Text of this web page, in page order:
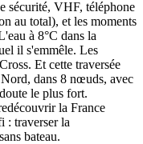
sécurité, VHF, téléphone
au total), et les moments
à 8°C dans la
il s'emmêle. Les
Et cette traversée
dans 8 nœuds, avec
le plus fort.
la France
: traverser la
bateau.